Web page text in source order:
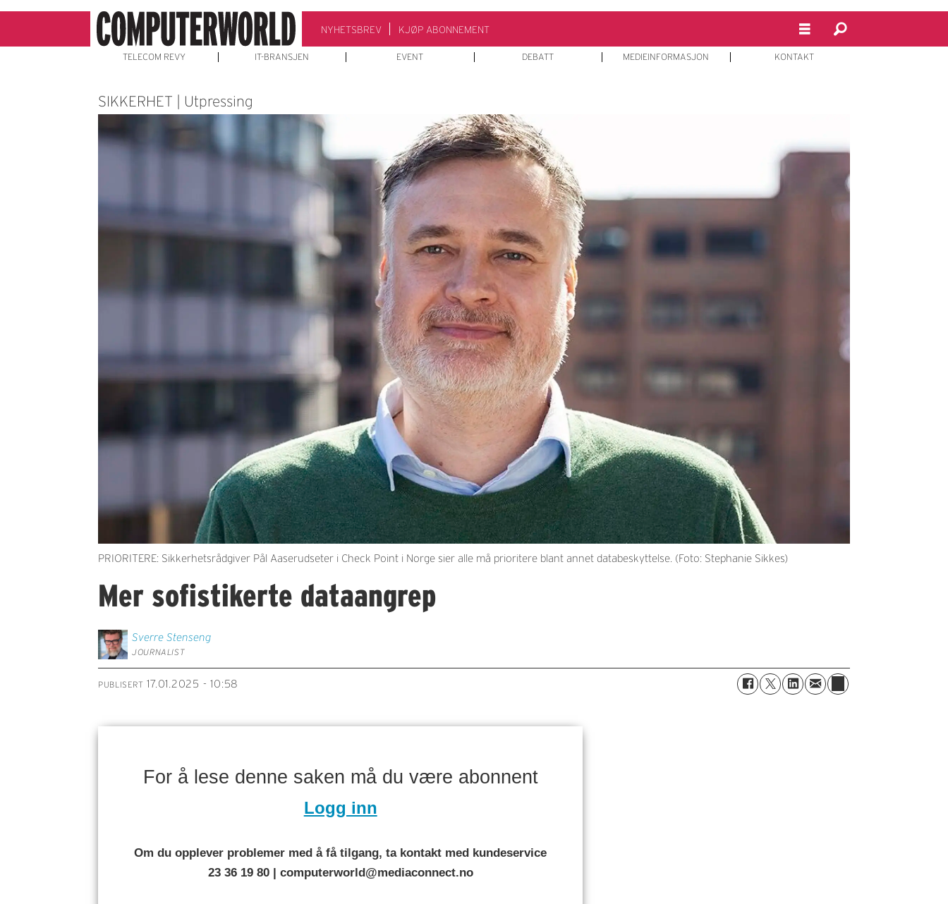
NYHETSBREV KJØP ABONNEMENT
TELECOM REVY IT-BRANSJEN EVENT DEBATT MEDIEINFORMASJON KONTAKT
SIKKERHET | Utpressing
PRIORITERE: Sikkerhetsrådgiver Pål Aaserudseter i Check Point i Norge sier alle må prioritere blant annet databeskyttelse. (Foto: Stephanie Sikkes)
Mer sofistikerte dataangrep
Sverre Stenseng
JOURNALIST
PUBLISERT 17.01.2025 - 10:58
For å lese denne saken må du være abonnent
Logg inn
Om du opplever problemer med å få tilgang, ta kontakt med kundeservice
23 36 19 80 | computerworld@mediaconnect.no